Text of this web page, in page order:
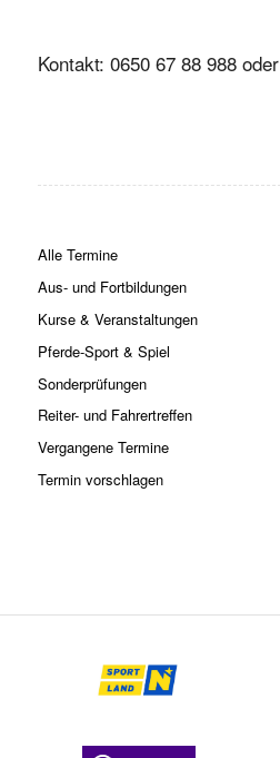
Kontakt: 0650 67 88 988 oder
Alle Termine
Aus- und Fortbildungen
Kurse & Veranstaltungen
Pferde-Sport & Spiel
Sonderprüfungen
Reiter- und Fahrertreffen
Vergangene Termine
Termin vorschlagen